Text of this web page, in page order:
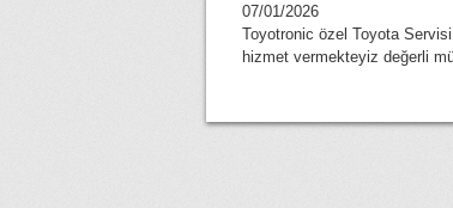
07/01/2026
Toyotronic özel Toyota
hizmet vermekteyiz değerli